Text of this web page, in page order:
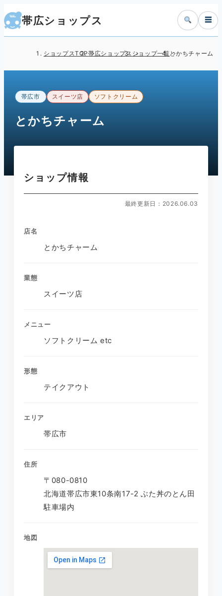
帯広ショップス ☰
ショップスTOP帯広ショップス ショップ一覧とかちチャーム
帯広市 スイーツ店 ソフトクリーム
とかちチャーム
ショップ情報
最終更新日：2026.06.03
店名
とかちチャーム
業態
スイーツ店
メニュー
ソフトクリーム etc
形態
テイクアウト
エリア
帯広市
住所
〒080-0810
北海道帯広市東10条南17-2 ぶた丼のとん田
駐車場内
地図